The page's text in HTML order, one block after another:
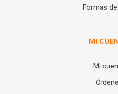
Formas
MI
Mi